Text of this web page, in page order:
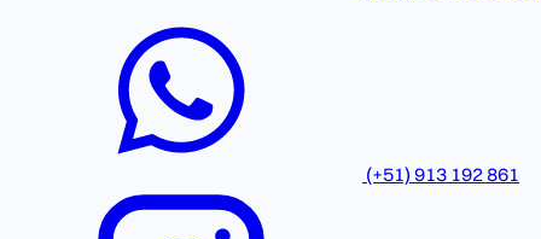
(+51) 913 192 861